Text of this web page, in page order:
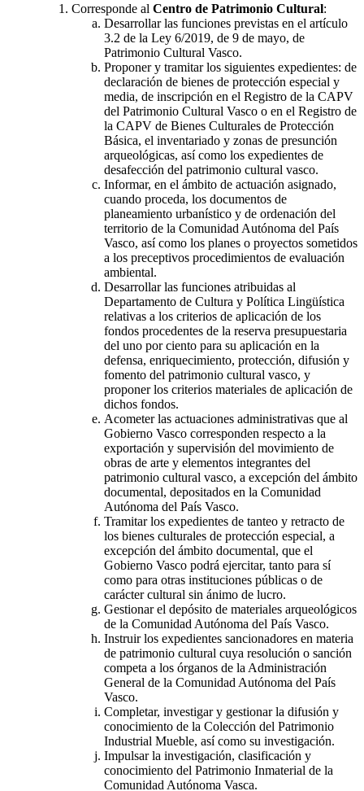
Corresponde al Centro de Patrimonio Cultural:
Desarrollar las funciones previstas en el artículo
3.2 de la Ley 6/2019, de 9 de mayo, de
Patrimonio Cultural Vasco.
Proponer y tramitar los siguientes expedientes: de
declaración de bienes de protección especial y
media, de inscripción en el Registro de la CAPV
del Patrimonio Cultural Vasco o en el Registro de
la CAPV de Bienes Culturales de Protección
Básica, el inventariado y zonas de presunción
arqueológicas, así como los expedientes de
desafección del patrimonio cultural vasco.
Informar, en el ámbito de actuación asignado,
cuando proceda, los documentos de
planeamiento urbanístico y de ordenación del
territorio de la Comunidad Autónoma del País
Vasco, así como los planes o proyectos sometidos
a los preceptivos procedimientos de evaluación
ambiental.
Desarrollar las funciones atribuidas al
Departamento de Cultura y Política Lingüística
relativas a los criterios de aplicación de los
fondos procedentes de la reserva presupuestaria
del uno por ciento para su aplicación en la
defensa, enriquecimiento, protección, difusión y
fomento del patrimonio cultural vasco, y
proponer los criterios materiales de aplicación de
dichos fondos.
Acometer las actuaciones administrativas que al
Gobierno Vasco corresponden respecto a la
exportación y supervisión del movimiento de
obras de arte y elementos integrantes del
patrimonio cultural vasco, a excepción del ámbito
documental, depositados en la Comunidad
Autónoma del País Vasco.
Tramitar los expedientes de tanteo y retracto de
los bienes culturales de protección especial, a
excepción del ámbito documental, que el
Gobierno Vasco podrá ejercitar, tanto para sí
como para otras instituciones públicas o de
carácter cultural sin ánimo de lucro.
Gestionar el depósito de materiales arqueológicos
de la Comunidad Autónoma del País Vasco.
Instruir los expedientes sancionadores en materia
de patrimonio cultural cuya resolución o sanción
competa a los órganos de la Administración
General de la Comunidad Autónoma del País
Vasco.
Completar, investigar y gestionar la difusión y
conocimiento de la Colección del Patrimonio
Industrial Mueble, así como su investigación.
Impulsar la investigación, clasificación y
conocimiento del Patrimonio Inmaterial de la
Comunidad Autónoma Vasca.